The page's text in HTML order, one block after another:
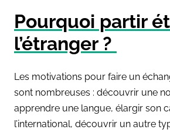
Pourquoi partir
l’étranger ?
Les motivations pour faire un
sont nombreuses : découvrir une
apprendre une langue, élargir son
l’international, découvrir un autre